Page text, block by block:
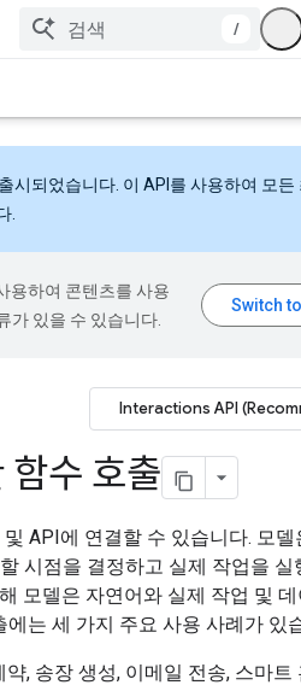
/
시되었습니다. 이 API를 사용하여 모든
.
용하여 콘텐츠를 사용
가 있을 수 있습니다.
Interactions API
수 호출
API에 연결할 수 있습니다. 모델
시점을 결정하고 실제 작업을 실
모델은 자연어와 실제 작업 및
는 세 가지 주요 사용 사례가 있
, 송장 생성, 이메일 전송, 스마트